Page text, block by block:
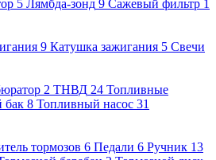
5 Лямбда-зонд 9 Сажевый фильтр 1
9 Катушка зажигания 5 Свечи
2 ТНВД 24 Топливные
бак 8 Топливный насос 31
тормозов 6 Педали 6 Ручник 13